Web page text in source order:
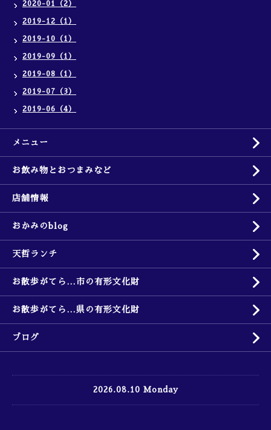
2020-01（2）
2019-12（1）
2019-10（1）
2019-09（1）
2019-08（1）
2019-07（3）
2019-06（4）
メニュー
お飲み物とおつまみなど
店舗情報
おかみのblog
天哲ランチ
お散歩がてら…市の有形文化財
お散歩がてら…県の有形文化財
ブログ
2026.08.10 Monday